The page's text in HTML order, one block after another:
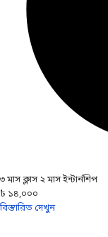
৩ মাস ক্লাস ২ মাস ইন্টার্নশিপ
৳ ১৪,০০০
বিস্তারিত দেখুন